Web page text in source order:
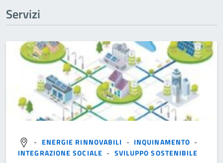
Servizi
- ENERGIE RINNOVABILI - INQUINAMENTO -
INTEGRAZIONE SOCIALE - SVILUPPO SOSTENIBILE